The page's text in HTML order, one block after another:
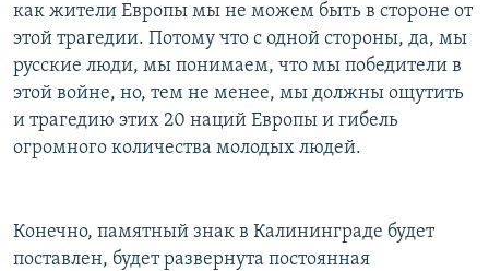
как жители Европы мы не можем быть в стороне от
этой трагедии. Потому что с одной стороны, да, мы
русские люди, мы понимаем, что мы победители в
этой войне, но, тем не менее, мы должны ощутить
и трагедию этих 20 наций Европы и гибель
огромного количества молодых людей.
Конечно, памятный знак в Калининграде будет
поставлен, будет развернута постоянная